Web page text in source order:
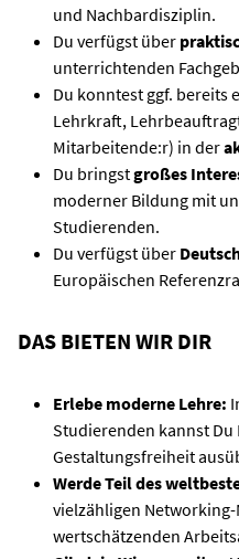
und Nachbardisziplin.
Du verfügst über
unterrichtenden
Du konntest ggf. bereits
Lehrkraft,
Mitarbeitende:r) in der
Du bringstgroßes
moderner Bildung mit
Studierenden.
Du verfügst über
Europäischen
DAS BIETEN WIR DIR
Erlebe moderne Lehre:
Studierenden kannst
Gestaltungsfreiheit
Werde Teil des
vielzähligen
wertschätzenden